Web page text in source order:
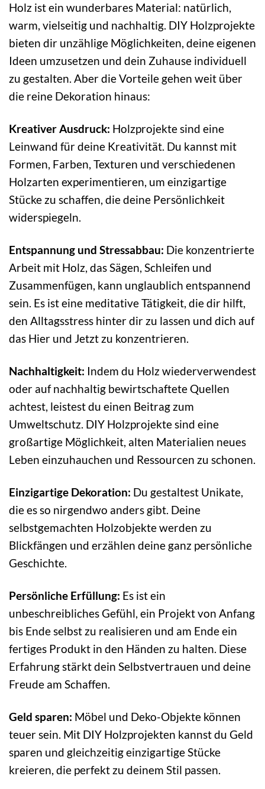
Holz ist ein wunderbares Material: natürlich,
warm, vielseitig und nachhaltig. DIY Holzprojekte
bieten dir unzählige Möglichkeiten, deine eigenen
Ideen umzusetzen und dein Zuhause individuell
zu gestalten. Aber die Vorteile gehen weit über
die reine Dekoration hinaus:
Kreativer Ausdruck: Holzprojekte sind eine
Leinwand für deine Kreativität. Du kannst mit
Formen, Farben, Texturen und verschiedenen
Holzarten experimentieren, um einzigartige
Stücke zu schaffen, die deine Persönlichkeit
widerspiegeln.
Entspannung und Stressabbau: Die konzentrierte
Arbeit mit Holz, das Sägen, Schleifen und
Zusammenfügen, kann unglaublich entspannend
sein. Es ist eine meditative Tätigkeit, die dir hilft,
den Alltagsstress hinter dir zu lassen und dich auf
das Hier und Jetzt zu konzentrieren.
Nachhaltigkeit: Indem du Holz wiederverwendest
oder auf nachhaltig bewirtschaftete Quellen
achtest, leistest du einen Beitrag zum
Umweltschutz. DIY Holzprojekte sind eine
großartige Möglichkeit, alten Materialien neues
Leben einzuhauchen und Ressourcen zu schonen.
Einzigartige Dekoration: Du gestaltest Unikate,
die es so nirgendwo anders gibt. Deine
selbstgemachten Holzobjekte werden zu
Blickfängen und erzählen deine ganz persönliche
Geschichte.
Persönliche Erfüllung: Es ist ein
unbeschreibliches Gefühl, ein Projekt von Anfang
bis Ende selbst zu realisieren und am Ende ein
fertiges Produkt in den Händen zu halten. Diese
Erfahrung stärkt dein Selbstvertrauen und deine
Freude am Schaffen.
Geld sparen: Möbel und Deko-Objekte können
teuer sein. Mit DIY Holzprojekten kannst du Geld
sparen und gleichzeitig einzigartige Stücke
kreieren, die perfekt zu deinem Stil passen.